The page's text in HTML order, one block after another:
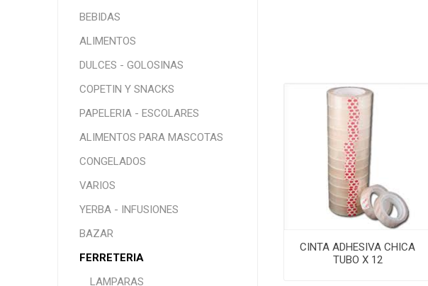
CINTA ADHESIVA CHICA
TUBO X 12
BEBIDAS
ALIMENTOS
DULCES - GOLOSINAS
COPETIN Y SNACKS
PAPELERIA - ESCOLARES
ALIMENTOS PARA MASCOTAS
CONGELADOS
VARIOS
YERBA - INFUSIONES
BAZAR
FERRETERIA
LAMPARAS